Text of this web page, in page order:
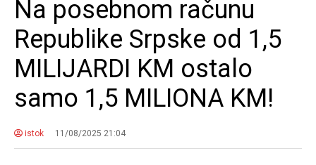
Na posebnom računu
Republike Srpske od 1,5
MILIJARDI KM ostalo
samo 1,5 MILIONA KM!
istok 11/08/2025 21:04